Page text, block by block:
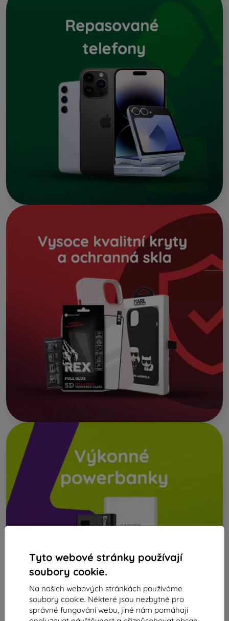
Tyto webové stránky používají
soubory cookie.
Na našich webových stránkách používáme
soubory cookie. Některé jsou nezbytné pro
správné fungování webu, jiné nám pomáhají